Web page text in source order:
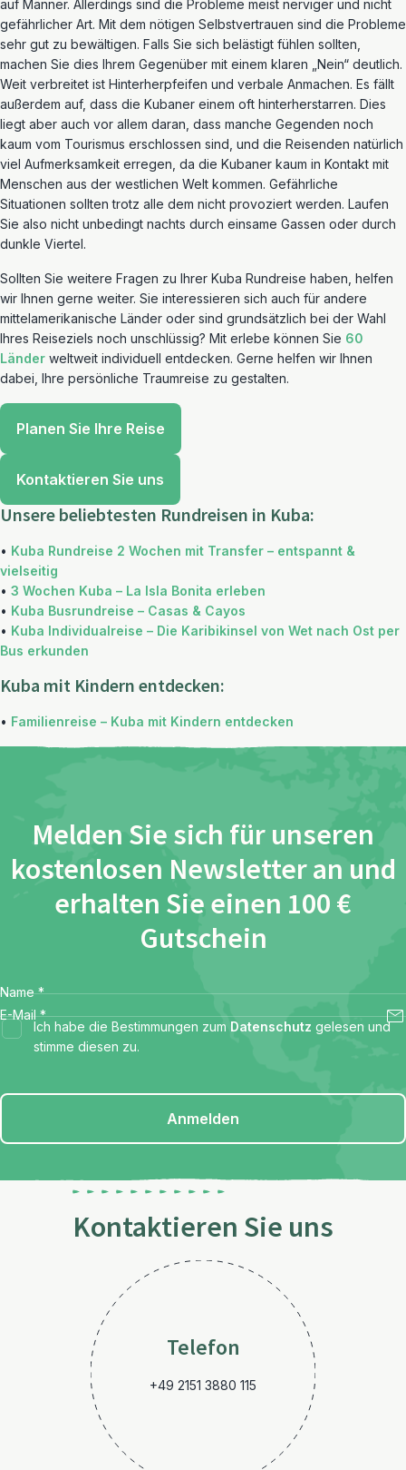
auf Männer. Allerdings sind die Probleme meist nerviger und nicht
gefährlicher Art. Mit dem nötigen Selbstvertrauen sind die Probleme
sehr gut zu bewältigen. Falls Sie sich belästigt fühlen sollten,
machen Sie dies Ihrem Gegenüber mit einem klaren „Nein“ deutlich.
Weit verbreitet ist Hinterherpfeifen und verbale Anmachen. Es fällt
außerdem auf, dass die Kubaner einem oft hinterherstarren. Dies
liegt aber auch vor allem daran, dass manche Gegenden noch
kaum vom Tourismus erschlossen sind, und die Reisenden natürlich
viel Aufmerksamkeit erregen, da die Kubaner kaum in Kontakt mit
Menschen aus der westlichen Welt kommen. Gefährliche
Situationen sollten trotz alle dem nicht provoziert werden. Laufen
Sie also nicht unbedingt nachts durch einsame Gassen oder durch
dunkle Viertel.
Sollten Sie weitere Fragen zu Ihrer Kuba Rundreise haben, helfen
wir Ihnen gerne weiter. Sie interessieren sich auch für andere
mittelamerikanische Länder oder sind grundsätzlich bei der Wahl
Ihres Reiseziels noch unschlüssig? Mit erlebe können Sie 60
Länder weltweit individuell entdecken. Gerne helfen wir Ihnen
dabei, Ihre persönliche Traumreise zu gestalten.
Planen Sie Ihre Reise
Kontaktieren Sie uns
Unsere beliebtesten Rundreisen in Kuba:
• Kuba Rundreise 2 Wochen mit Transfer – entspannt &
vielseitig
• 3 Wochen Kuba – La Isla Bonita erleben
• Kuba Busrundreise – Casas & Cayos
• Kuba Individualreise – Die Karibikinsel von Wet nach Ost per
Bus erkunden
Kuba mit Kindern entdecken:
• Familienreise – Kuba mit Kindern entdecken
Melden Sie sich für unseren
kostenlosen Newsletter an und
erhalten Sie einen 100 €
Gutschein
Name *
E-Mail *
Ich habe die Bestimmungen zum Datenschutz gelesen und
stimme diesen zu.
Anmelden
Kontaktieren Sie uns
Telefon
+49 2151 3880 115